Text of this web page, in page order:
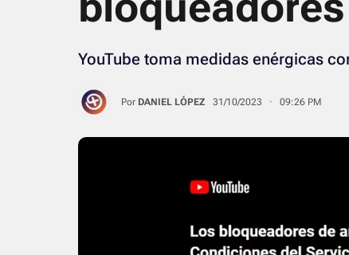
YouTube toma medidas enérgicas
Por DANIEL LÓPEZ 31/10/2023 · 09:26 PM